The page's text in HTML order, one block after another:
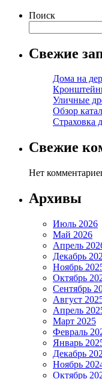
Поиск
Свежие
Дома на
Уличные
Обзор
Страховка
Свежие
Нет
Архивы
Июль 2026
Май 2026
Апрель
Декабрь
Ноябрь
Октябрь
Сентябрь
Август
Апрель
Март 2025
Февраль
Январь
Декабрь
Ноябрь
Октябрь